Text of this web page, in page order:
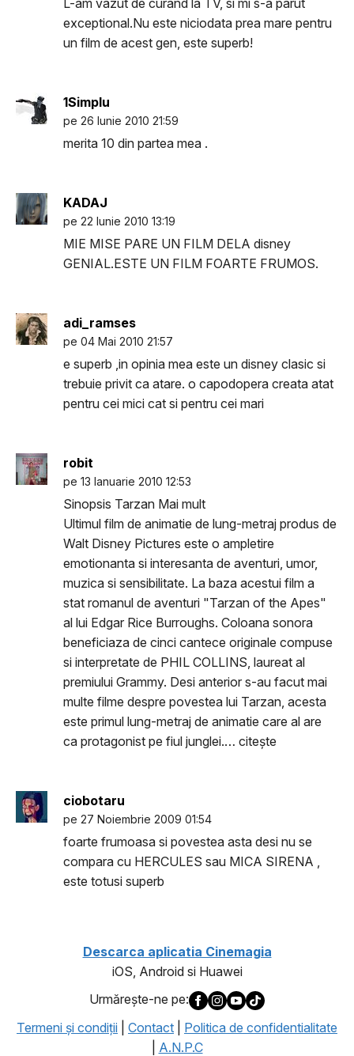
L-am vazut de curand la TV, si mi s-a parut
exceptional.Nu este niciodata prea mare pentru
un film de acest gen, este superb!
1Simplu
pe 26 Iunie 2010 21:59
merita 10 din partea mea .
KADAJ
pe 22 Iunie 2010 13:19
MIE MISE PARE UN FILM DELA disney
GENIAL.ESTE UN FILM FOARTE FRUMOS.
adi_ramses
pe 04 Mai 2010 21:57
e superb ,in opinia mea este un disney clasic si
trebuie privit ca atare. o capodopera creata atat
pentru cei mici cat si pentru cei mari
robit
pe 13 Ianuarie 2010 12:53
Sinopsis Tarzan Mai mult
Ultimul film de animatie de lung-metraj produs de
Walt Disney Pictures este o ampletire
emotionanta si interesanta de aventuri, umor,
muzica si sensibilitate. La baza acestui film a
stat romanul de aventuri "Tarzan of the Apes"
al lui Edgar Rice Burroughs. Coloana sonora
beneficiaza de cinci cantece originale compuse
si interpretate de PHIL COLLINS, laureat al
premiului Grammy. Desi anterior s-au facut mai
multe filme despre povestea lui Tarzan, acesta
este primul lung-metraj de animatie care al are
ca protagonist pe fiul junglei.… citeşte
ciobotaru
pe 27 Noiembrie 2009 01:54
foarte frumoasa si povestea asta desi nu se
compara cu HERCULES sau MICA SIRENA ,
este totusi superb
Descarca aplicatia Cinemagia
iOS, Android si Huawei
Urmăreşte-ne pe:
Termeni şi condiţii
Contact
Politica de confidentialitate
A.N.P.C